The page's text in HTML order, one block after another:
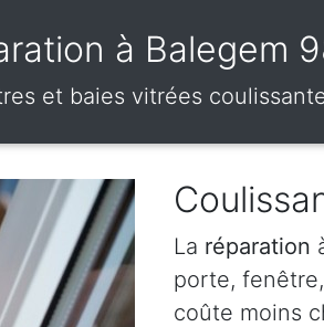
à Balegem
et baies vitrées
La réparation
porte,
coûte moins